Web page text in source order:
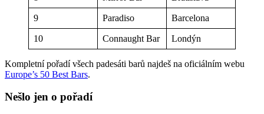
9 Paradiso Barcelona
10 Connaught Bar Londýn
Kompletní pořadí všech padesáti barů najdeš na oficiálním webu
Europe’s 50 Best Bars.
Nešlo jen o pořadí